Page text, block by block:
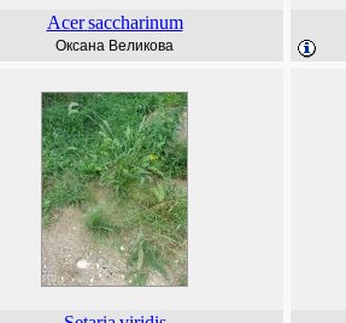
Acer saccharinum
Оксана Великова